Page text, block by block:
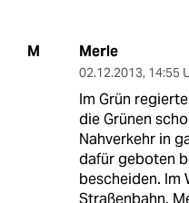
M Merle
02.12.2013, 14:55
Im Grün
die Grünen
Nahverkehr in
dafür geboten
bescheiden. Im
Straßenbahn.